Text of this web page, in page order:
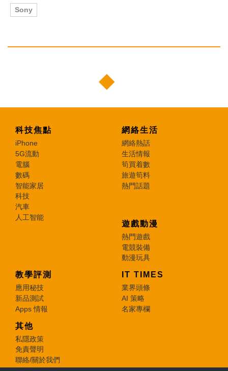
Sony
科技焦點
iPhone
5G流動
電腦
數碼
智能家居
科技
汽車
人工智能
網絡生活
網絡熱話
生活情報
筍買着數
旅遊筍料
熱門話題
遊戲動漫
熱門遊戲
電競裝備
動漫玩具
教學評測
應用秘技
新品測試
Apps 情報
IT TIMES
業界頭條
AI 策略
名家專欄
其他
私隱政策
免責聲明
聯絡/關於我們